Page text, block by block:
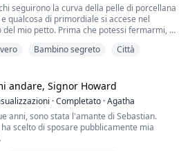
seguirono la curva della pelle di porcellana
e qualcosa di primordiale si accese nel
del mio petto. Prima che potessi fermarmi, mi
le mie dita si chiusero intorno alla sua
ogni pensiero razionale m...
Bambino segreto Città
andare, Signor Howard
·Completato ·Agatha
anni, sono stata l'amante di Sebastian.
scelto di sposare pubblicamente mia